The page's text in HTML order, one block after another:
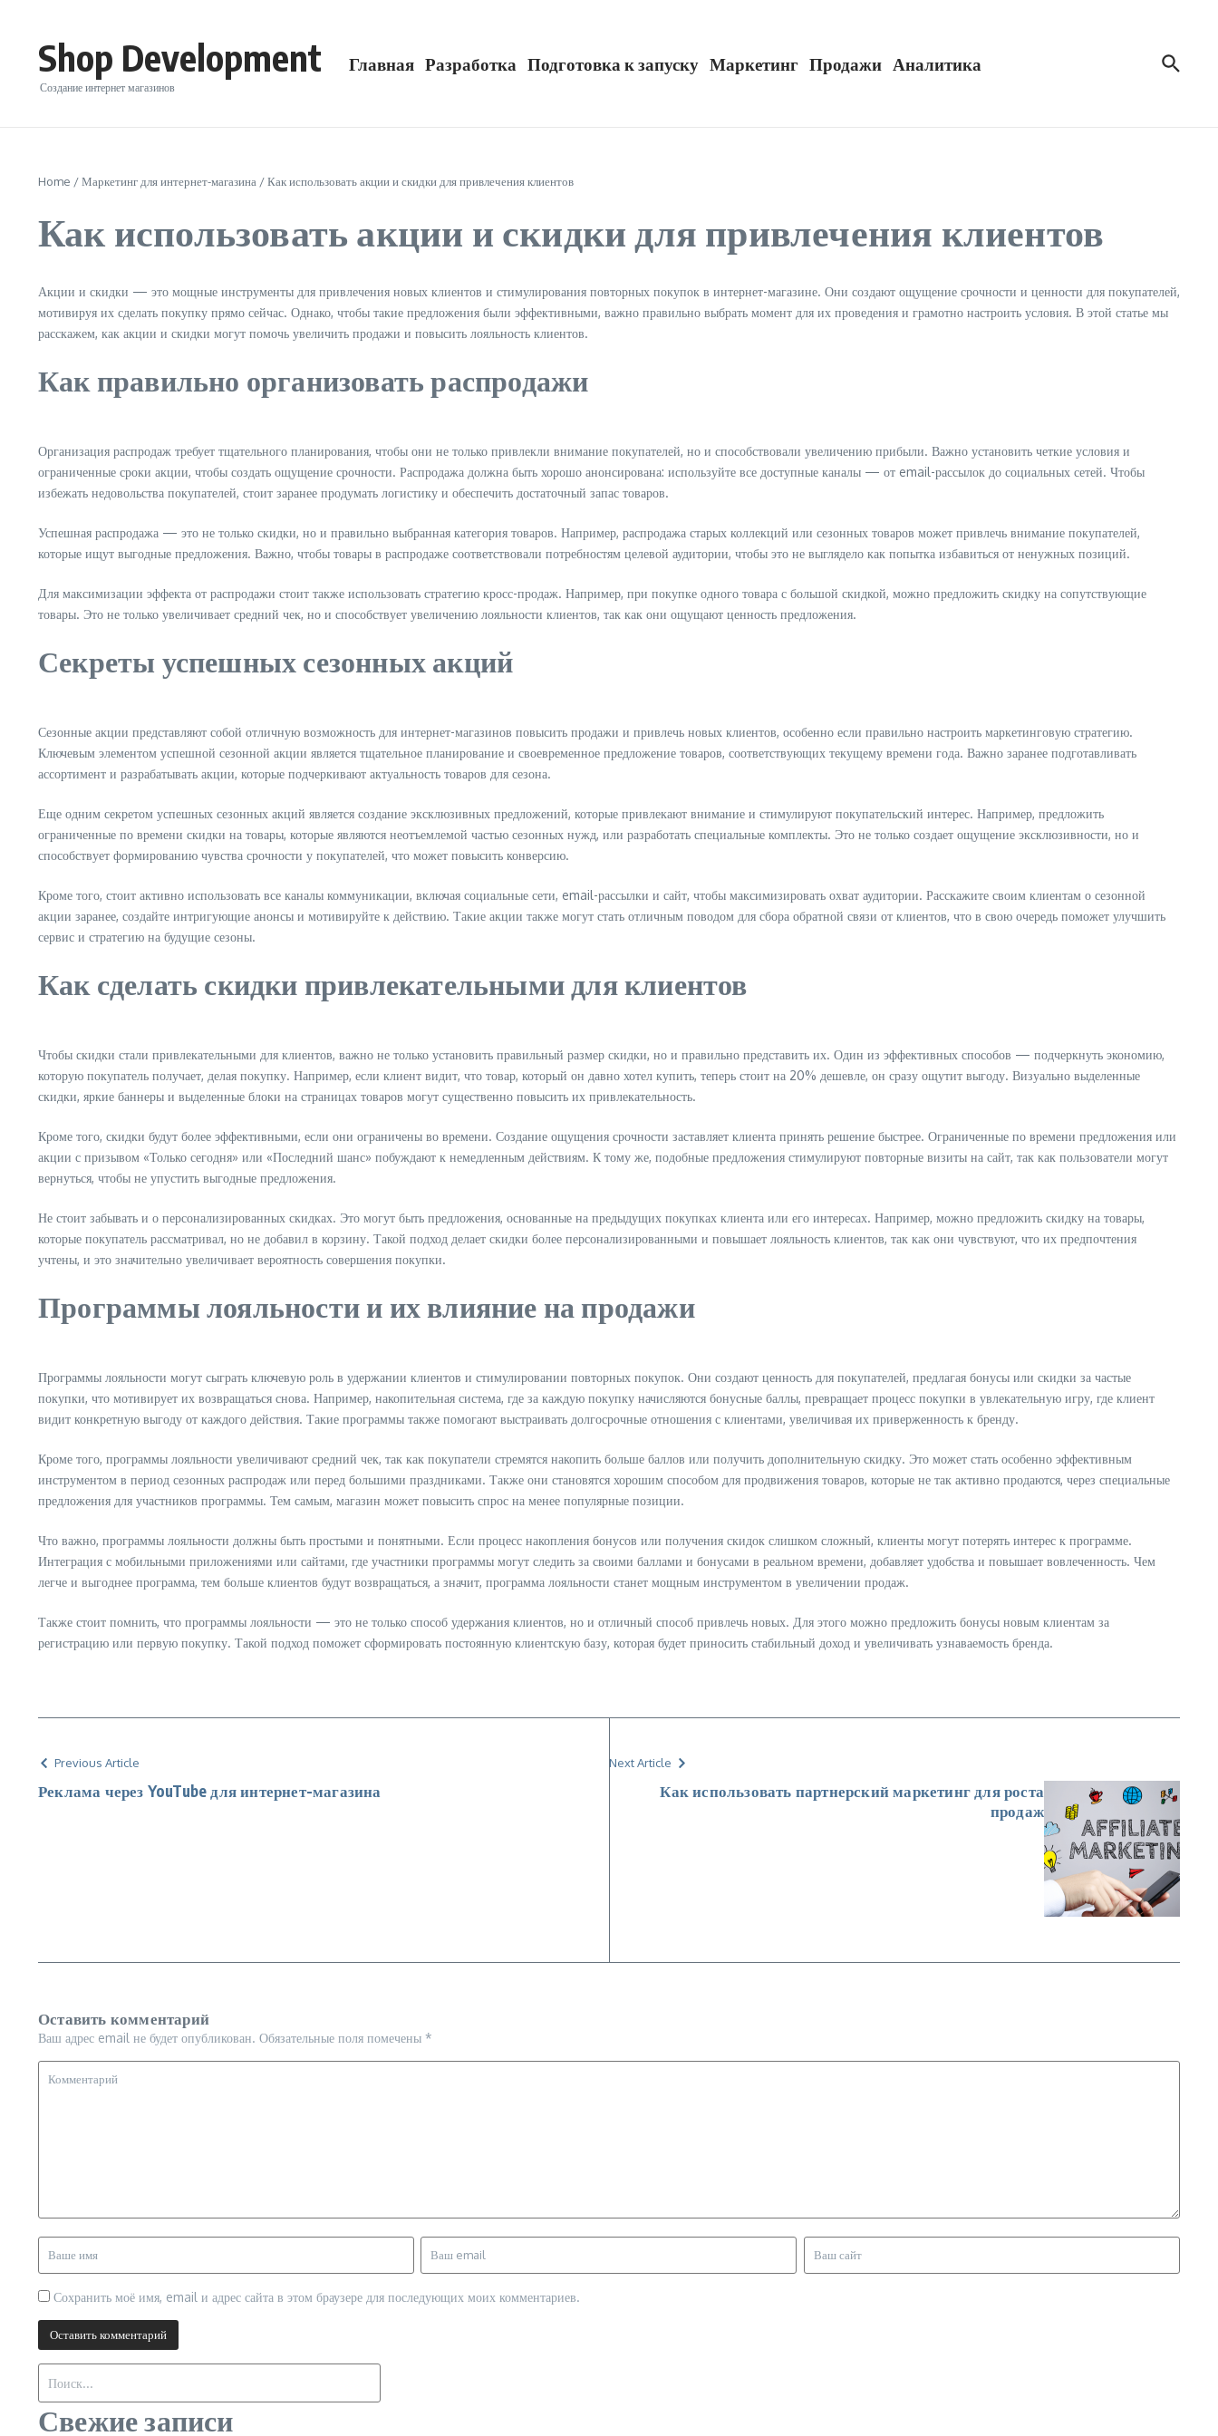
Shop Development
Создание интернет магазинов
Главная Разработка Подготовка к запуску Маркетинг Продажи Аналитика
Home /Маркетинг для интернет-магазина /Как использовать акции и скидки для привлечения клиентов
Как использовать акции и скидки для привлечения клиентов
Акции и скидки — это мощные инструменты для привлечения новых клиентов и стимулирования повторных покупок в интернет-магазине. Они создают ощущение срочности и ценности для покупателей,
мотивируя их сделать покупку прямо сейчас. Однако, чтобы такие предложения были эффективными, важно правильно выбрать момент для их проведения и грамотно настроить условия. В этой статье мы
расскажем, как акции и скидки могут помочь увеличить продажи и повысить лояльность клиентов.
Как правильно организовать распродажи
Организация распродаж требует тщательного планирования, чтобы они не только привлекли внимание покупателей, но и способствовали увеличению прибыли. Важно установить четкие условия и
ограниченные сроки акции, чтобы создать ощущение срочности. Распродажа должна быть хорошо анонсирована: используйте все доступные каналы — от email-рассылок до социальных сетей. Чтобы
избежать недовольства покупателей, стоит заранее продумать логистику и обеспечить достаточный запас товаров.
Успешная распродажа — это не только скидки, но и правильно выбранная категория товаров. Например, распродажа старых коллекций или сезонных товаров может привлечь внимание покупателей,
которые ищут выгодные предложения. Важно, чтобы товары в распродаже соответствовали потребностям целевой аудитории, чтобы это не выглядело как попытка избавиться от ненужных позиций.
Для максимизации эффекта от распродажи стоит также использовать стратегию кросс-продаж. Например, при покупке одного товара с большой скидкой, можно предложить скидку на сопутствующие
товары. Это не только увеличивает средний чек, но и способствует увеличению лояльности клиентов, так как они ощущают ценность предложения.
Секреты успешных сезонных акций
Сезонные акции представляют собой отличную возможность для интернет-магазинов повысить продажи и привлечь новых клиентов, особенно если правильно настроить маркетинговую стратегию.
Ключевым элементом успешной сезонной акции является тщательное планирование и своевременное предложение товаров, соответствующих текущему времени года. Важно заранее подготавливать
ассортимент и разрабатывать акции, которые подчеркивают актуальность товаров для сезона.
Еще одним секретом успешных сезонных акций является создание эксклюзивных предложений, которые привлекают внимание и стимулируют покупательский интерес. Например, предложить
ограниченные по времени скидки на товары, которые являются неотъемлемой частью сезонных нужд, или разработать специальные комплекты. Это не только создает ощущение эксклюзивности, но и
способствует формированию чувства срочности у покупателей, что может повысить конверсию.
Кроме того, стоит активно использовать все каналы коммуникации, включая социальные сети, email-рассылки и сайт, чтобы максимизировать охват аудитории. Расскажите своим клиентам о сезонной
акции заранее, создайте интригующие анонсы и мотивируйте к действию. Такие акции также могут стать отличным поводом для сбора обратной связи от клиентов, что в свою очередь поможет улучшить
сервис и стратегию на будущие сезоны.
Как сделать скидки привлекательными для клиентов
Чтобы скидки стали привлекательными для клиентов, важно не только установить правильный размер скидки, но и правильно представить их. Один из эффективных способов — подчеркнуть экономию,
которую покупатель получает, делая покупку. Например, если клиент видит, что товар, который он давно хотел купить, теперь стоит на 20% дешевле, он сразу ощутит выгоду. Визуально выделенные
скидки, яркие баннеры и выделенные блоки на страницах товаров могут существенно повысить их привлекательность.
Кроме того, скидки будут более эффективными, если они ограничены во времени. Создание ощущения срочности заставляет клиента принять решение быстрее. Ограниченные по времени предложения или
акции с призывом «Только сегодня» или «Последний шанс» побуждают к немедленным действиям. К тому же, подобные предложения стимулируют повторные визиты на сайт, так как пользователи могут
вернуться, чтобы не упустить выгодные предложения.
Не стоит забывать и о персонализированных скидках. Это могут быть предложения, основанные на предыдущих покупках клиента или его интересах. Например, можно предложить скидку на товары,
которые покупатель рассматривал, но не добавил в корзину. Такой подход делает скидки более персонализированными и повышает лояльность клиентов, так как они чувствуют, что их предпочтения
учтены, и это значительно увеличивает вероятность совершения покупки.
Программы лояльности и их влияние на продажи
Программы лояльности могут сыграть ключевую роль в удержании клиентов и стимулировании повторных покупок. Они создают ценность для покупателей, предлагая бонусы или скидки за частые
покупки, что мотивирует их возвращаться снова. Например, накопительная система, где за каждую покупку начисляются бонусные баллы, превращает процесс покупки в увлекательную игру, где клиент
видит конкретную выгоду от каждого действия. Такие программы также помогают выстраивать долгосрочные отношения с клиентами, увеличивая их приверженность к бренду.
Кроме того, программы лояльности увеличивают средний чек, так как покупатели стремятся накопить больше баллов или получить дополнительную скидку. Это может стать особенно эффективным
инструментом в период сезонных распродаж или перед большими праздниками. Также они становятся хорошим способом для продвижения товаров, которые не так активно продаются, через специальные
предложения для участников программы. Тем самым, магазин может повысить спрос на менее популярные позиции.
Что важно, программы лояльности должны быть простыми и понятными. Если процесс накопления бонусов или получения скидок слишком сложный, клиенты могут потерять интерес к программе.
Интеграция с мобильными приложениями или сайтами, где участники программы могут следить за своими баллами и бонусами в реальном времени, добавляет удобства и повышает вовлеченность. Чем
легче и выгоднее программа, тем больше клиентов будут возвращаться, а значит, программа лояльности станет мощным инструментом в увеличении продаж.
Также стоит помнить, что программы лояльности — это не только способ удержания клиентов, но и отличный способ привлечь новых. Для этого можно предложить бонусы новым клиентам за
регистрацию или первую покупку. Такой подход поможет сформировать постоянную клиентскую базу, которая будет приносить стабильный доход и увеличивать узнаваемость бренда.
Previous Article
Реклама через YouTube для интернет-магазина
Next Article
Как использовать партнерский маркетинг для роста
продаж
Оставить комментарий
Ваш адрес email не будет опубликован. Обязательные поля помечены *
Сохранить моё имя, email и адрес сайта в этом браузере для последующих моих комментариев.
Искать:
Свежие записи